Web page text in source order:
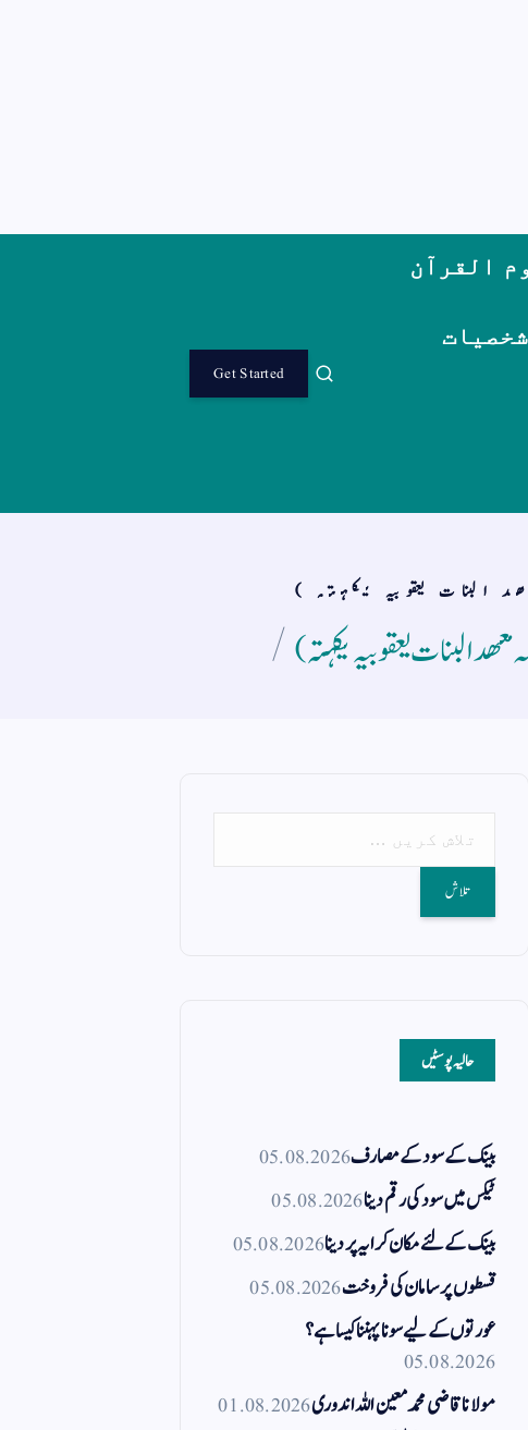
القرآن
Get Started
البنات یعقوبیہ یکہتہ )
البنات یعقوبیہ یکہتہ )
حالیہ پوسٹیں
بینک کے سود کے مصارف05.08.2026
ٹیکس میں سود کی رقم دینا05.08.2026
بینک کے لئے مکان کرایہ پر دینا05.08.2026
قسطوں پر سامان کی فروخت05.08.2026
عورتوں کے لیے سونا پہننا کیسا ہے؟
05.08.2026
مولانا قاضی محمد معین اللہ اندوری01.08.2026